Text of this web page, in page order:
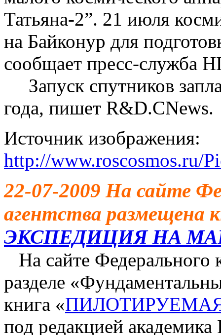
Татьяна-2”. 21 июля
на Байконур для
сообщает пресс-
Запуск спутников
года, пишет R&D.CNews.
Источник изображения:
http://www.roscosmos.ru/
22-07-2009 На сайте
агентства размещена
ЭКСПЕДИЦИЯ НА
На сайте Федерального
разделе
книга «
под редакцией